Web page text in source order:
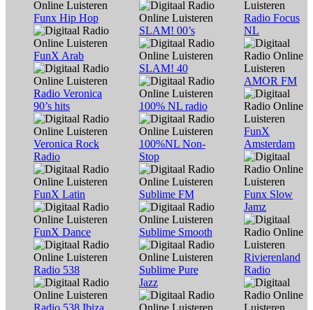
Funx Hip Hop
FunX Arab
Radio Veronica
90’s hits
Veronica Rock
Radio
FunX Latin
FunX Dance
Radio 538
SLAM! 00’s
SLAM! 40
100% NL radio
100%NL Non-
Stop
Sublime FM
Sublime Smooth
Sublime Pure
Jazz
Radio Focus
NL
AMOR FM
FunX
Amsterdam
Funx Slow
Jamz
Rivierenland
Radio